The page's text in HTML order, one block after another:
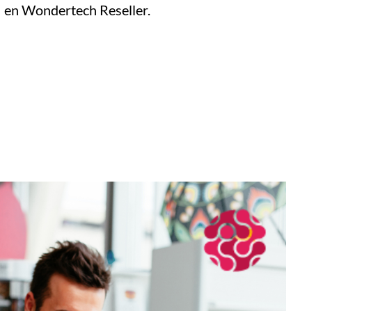
en Wondertech Reseller.